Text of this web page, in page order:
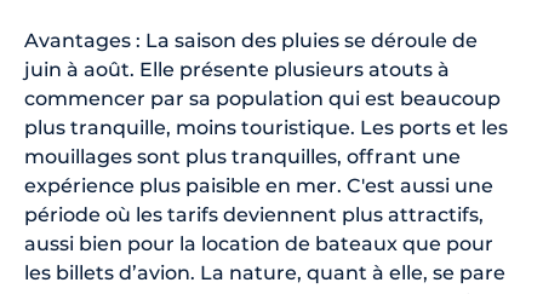
Avantages : La saison des pluies se déroule de
juin à août. Elle présente plusieurs atouts à
commencer par sa population qui est beaucoup
plus tranquille, moins touristique. Les ports et les
mouillages sont plus tranquilles, offrant une
expérience plus paisible en mer. C'est aussi une
période où les tarifs deviennent plus attractifs,
aussi bien pour la location de bateaux que pour
les billets d’avion. La nature, quant à elle, se pare